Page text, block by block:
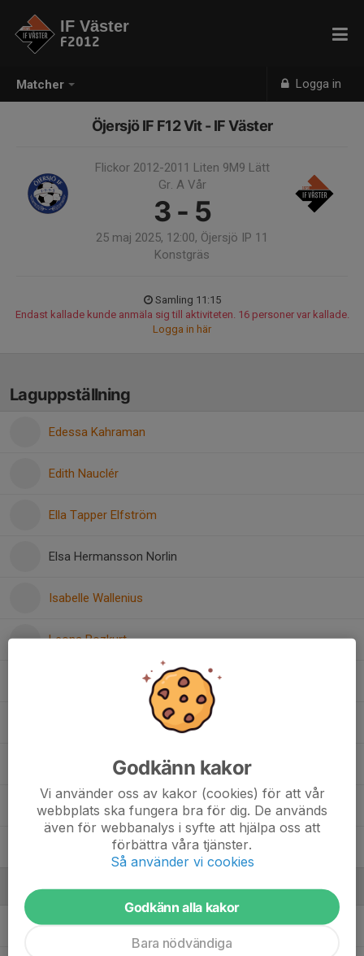
Matcher Logga in
IF Väster
F2012
Öjersjö IF F12 Vit - IF Väster
Flickor 2012-2011 Liten 9M9 Lätt
Gr. A Vår
3 - 5
25 maj 2025, 12:00, Öjersjö IP 11
Konstgräs
Samling 11:15
Endast kallade kunde anmäla sig till aktiviteten. 16 personer var kallade.
Logga in här
Laguppställning
Edessa Kahraman
Edith Nauclér
Ella Tapper Elfström
Elsa Hermansson Norlin
Isabelle Wallenius
Leona Bozkurt
Noelle Magnusson Can
Rama Jufeily
Tilde Eriksson Lem
Ledare
Christopher BozkurtTränare
Godkänn kakor
Vi använder oss av kakor (cookies) för att vår
webbplats ska fungera bra för dig. De används
även för webbanalys i syfte att hjälpa oss att
förbättra våra tjänster.
Så använder vi cookies
Godkänn alla kakor
Bara nödvändiga